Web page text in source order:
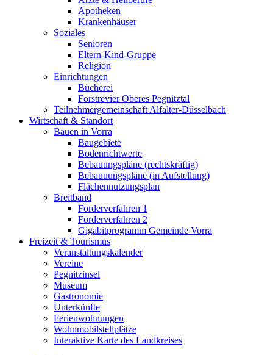
Apotheken
Krankenhäuser
Soziales
Senioren
Eltern-Kind-Gruppe
Religion
Einrichtungen
Bücherei
Forstrevier Oberes Pegnitztal
Teilnehmergemeinschaft Alfalter-Düsselbach
Wirtschaft & Standort
Bauen in Vorra
Baugebiete
Bodenrichtwerte
Bebauungspläne (rechtskräftig)
Bebauuungspläne (in Aufstellung)
Flächennutzungsplan
Breitband
Förderverfahren 1
Förderverfahren 2
Gigabitprogramm Gemeinde Vorra
Freizeit & Tourismus
Veranstaltungskalender
Vereine
Pegnitzinsel
Museum
Gastronomie
Unterkünfte
Ferienwohnungen
Wohnmobilstellplätze
Interaktive Karte des Landkreises